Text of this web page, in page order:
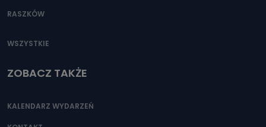
RASZKÓW
WSZYSTKIE
ZOBACZ TAKŻE
KALENDARZ WYDARZEŃ